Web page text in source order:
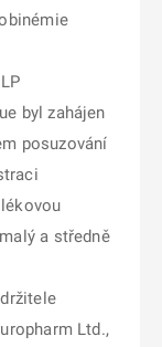
byl zahájen
posuzování
a středně
Ltd.,